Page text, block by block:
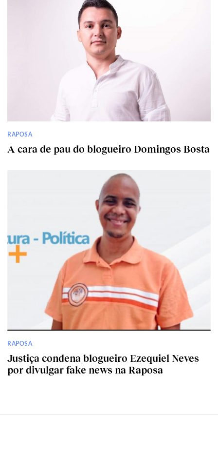
RAPOSA
A cara de pau do blogueiro Domingos Bosta
RAPOSA
Justiça condena blogueiro Ezequiel Neves
por divulgar fake news na Raposa